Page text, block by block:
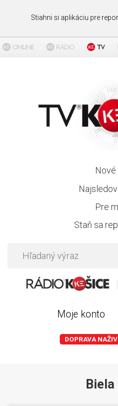
Stiahni si aplikáciu pre
Nové
Pre
Staň sa
Moje konto
DOPRAVA
Biela